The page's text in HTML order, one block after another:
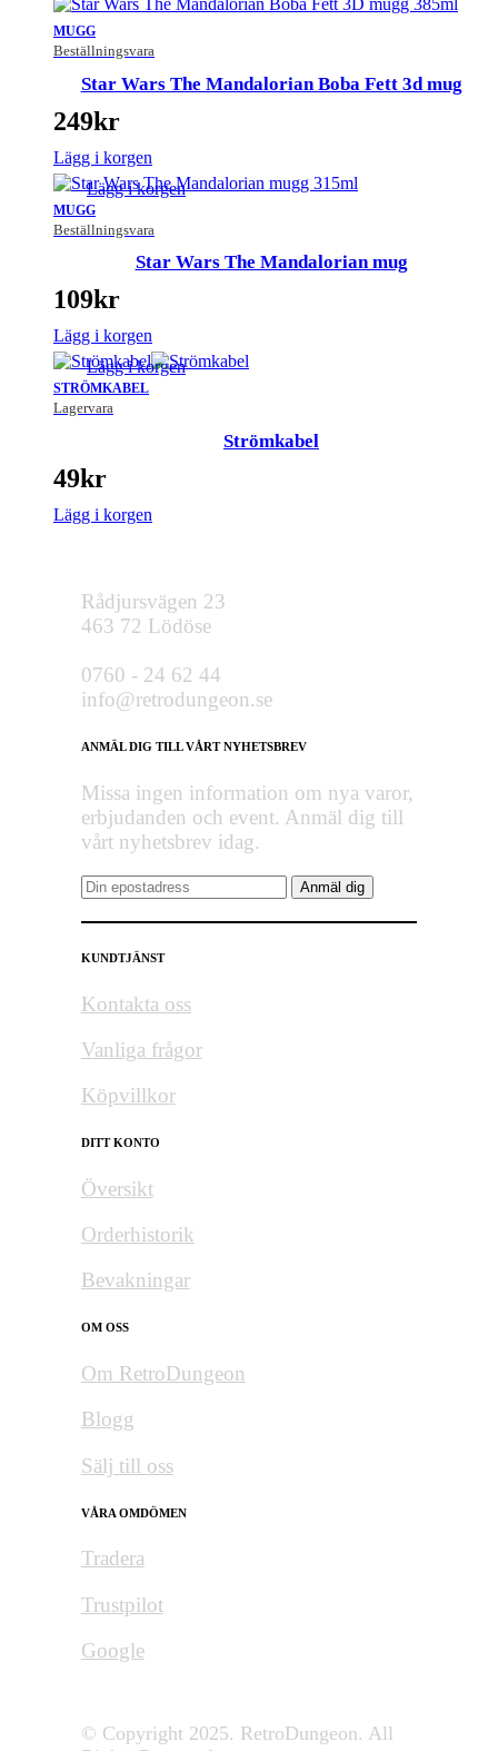
MUGG
Beställningsvara
Star Wars The Mandalorian Boba Fett 3d mug
249kr
Lägg i korgen
MUGG
Beställningsvara
Lägg i korgen
Star Wars The Mandalorian mug
109kr
Lägg i korgen
STRÖMKABEL
Lagervara
Lägg i korgen
Strömkabel
49kr
Lägg i korgen
Rådjursvägen 23
463 72 Lödöse
0760 - 24 62 44
info@retrodungeon.se
ANMÄL DIG TILL VÅRT NYHETSBREV
Missa ingen information om nya varor,
erbjudanden och event. Anmäl dig till
vårt nyhetsbrev idag.
KUNDTJÄNST
Kontakta oss
Vanliga frågor
Köpvillkor
DITT KONTO
Översikt
Orderhistorik
Bevakningar
OM OSS
Om RetroDungeon
Blogg
Sälj till oss
VÅRA OMDÖMEN
Tradera
Trustpilot
Google
© Copyright 2025. RetroDungeon. All